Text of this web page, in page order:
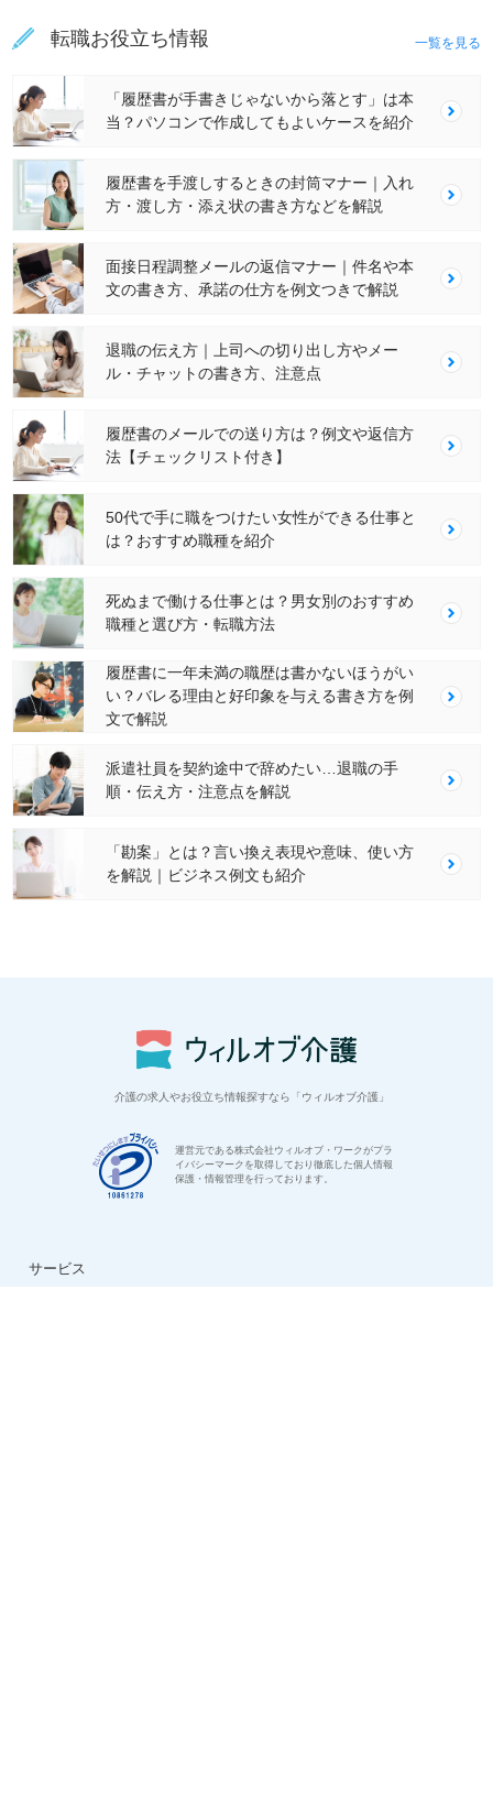
転職お役立ち情報 一覧を見る
「履歴書が手書きじゃないから落とす」は本
当？パソコンで作成してもよいケースを紹介
履歴書を手渡しするときの封筒マナー｜入れ
方・渡し方・添え状の書き方などを解説
面接日程調整メールの返信マナー｜件名や本
文の書き方、承諾の仕方を例文つきで解説
退職の伝え方｜上司への切り出し方やメー
ル・チャットの書き方、注意点
履歴書のメールでの送り方は？例文や返信方
法【チェックリスト付き】
50代で手に職をつけたい女性ができる仕事と
は？おすすめ職種を紹介
死ぬまで働ける仕事とは？男女別のおすすめ
職種と選び方・転職方法
履歴書に一年未満の職歴は書かないほうがい
い？バレる理由と好印象を与える書き方を例
文で解説
派遣社員を契約途中で辞めたい…退職の手
順・伝え方・注意点を解説
「勘案」とは？言い換え表現や意味、使い方
を解説｜ビジネス例文も紹介
介護の求人やお役立ち情報探すなら「ウィルオブ介護」
運営元である株式会社ウィルオブ・ワークがプラ
イバシーマークを取得しており徹底した個人情報
保護・情報管理を行っております。
サービス